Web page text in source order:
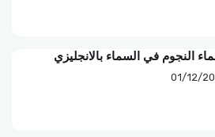
النجوم في السماء بالانجليزي
01/12/